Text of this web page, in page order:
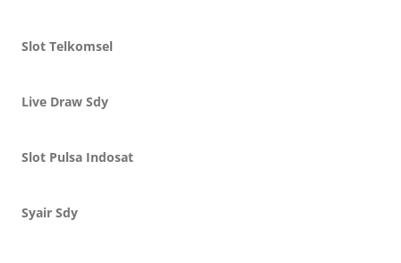
Slot Telkomsel
Live Draw Sdy
Slot Pulsa Indosat
Syair Sdy